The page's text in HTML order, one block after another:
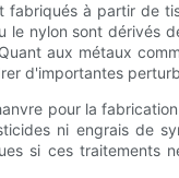
fabriqués à partir de
le nylon sont dérivés
aux métaux
d'importantes
pour la
ni engrais de
si ces traitements